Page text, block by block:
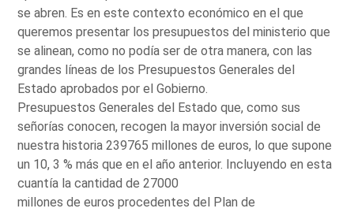
se abren. Es en este contexto económico en el que
queremos presentar los presupuestos del ministerio que
se alinean, como no podía ser de otra manera, con las
grandes líneas de los Presupuestos Generales del
Estado aprobados por el Gobierno.
Presupuestos Generales del Estado que, como sus
señorías conocen, recogen la mayor inversión social de
nuestra historia 239765 millones de euros, lo que supone
un 10, 3 % más que en el año anterior. Incluyendo en esta
cuantía la cantidad de 27000
millones de euros procedentes del Plan de